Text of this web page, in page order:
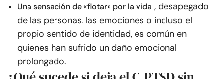
Una sensación de «flotar» por la vida , desapegado
de las personas, las emociones o incluso el
propio sentido de identidad, es común en
quienes han sufrido un daño emocional
prolongado.